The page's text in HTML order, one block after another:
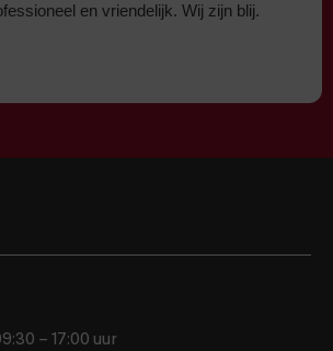
en vriendelijk. Wij zijn blij.
– 17:00 uur